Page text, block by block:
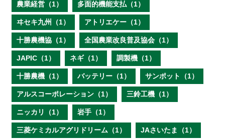
農業経営（1） 多面的機能支払（1）
ヰセキ九州（1） アトリエケー（1）
十勝農機協（1） 全国農業改良普及協会（1）
JAPIC（1） ネギ（1） 調製機（1）
十勝農機（1） バッテリー（1） サンポット（1）
アルスコーポレーション（1） 三鈴工機（1）
ニッカリ（1） 岩手（1）
三菱ケミカルアグリドリーム（1） JAさいたま（1）